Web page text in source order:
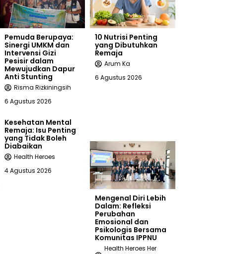
Pemuda Berupaya:
Sinergi UMKM dan
Intervensi Gizi
Pesisir dalam
Mewujudkan Dapur
Anti Stunting
Risma Rizkiningsih
6 Agustus 2026
10 Nutrisi Penting
yang Dibutuhkan
Remaja
Arum Ka
6 Agustus 2026
Kesehatan Mental
Remaja: Isu Penting
yang Tidak Boleh
Diabaikan
Health Heroes
4 Agustus 2026
Mengenal Diri Lebih
Dalam: Refleksi
Perubahan
Emosional dan
Psikologis Bersama
Komunitas IPPNU
Health Heroes Her